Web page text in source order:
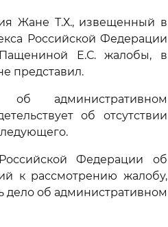
Жане Т.Х., извещенный в
Российской Федерации
Е.С. жалобы, в
представил.
административном
об отсутствии
Федерации об
к рассмотрению жалобу,
дело об административном